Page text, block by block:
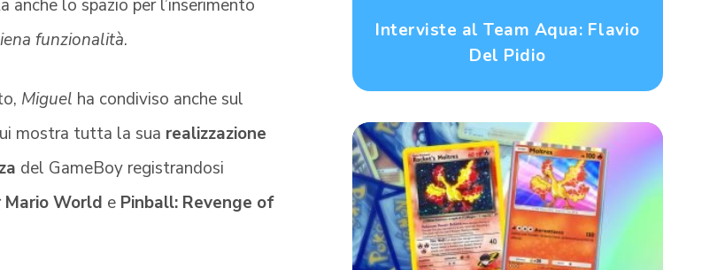
lo spazio per l’inserimento
funzionalità.
Miguel ha condiviso anche sul
mostra tutta la sua realizzazione
del GameBoy registrandosi
Mario World e Pinball: Revenge of
Interviste al Team Aqua: Flavio
Del Pidio